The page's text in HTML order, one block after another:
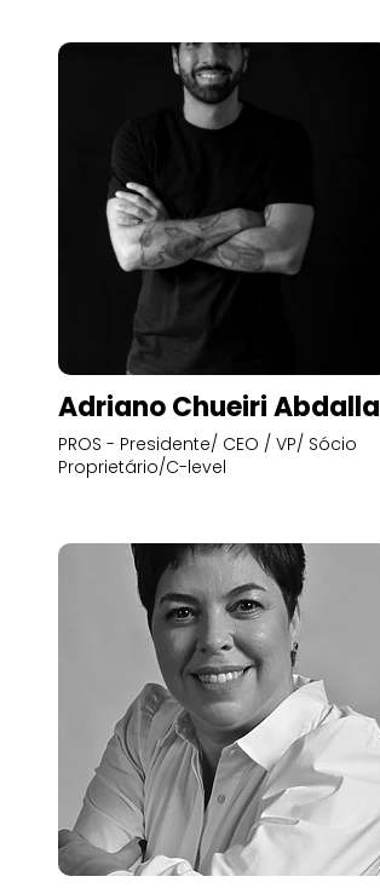
Adriano Chueiri Abdalla
PROS - Presidente/ CEO / VP/ Sócio
Proprietário/C-level